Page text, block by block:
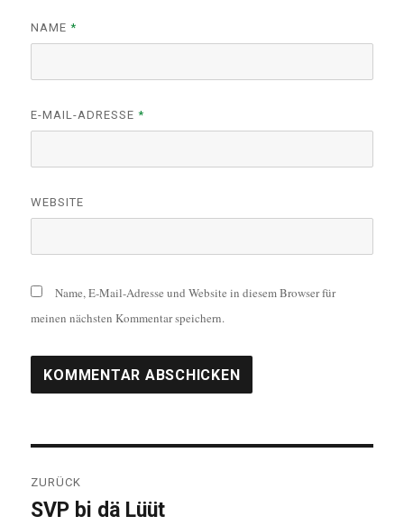
NAME*
E-MAIL-ADRESSE*
WEBSITE
Name, E-Mail-Adresse und Website in diesem Browser für
meinen nächsten Kommentar speichern.
ZURÜCK
Vorheriger
SVP bi dä Lüüt